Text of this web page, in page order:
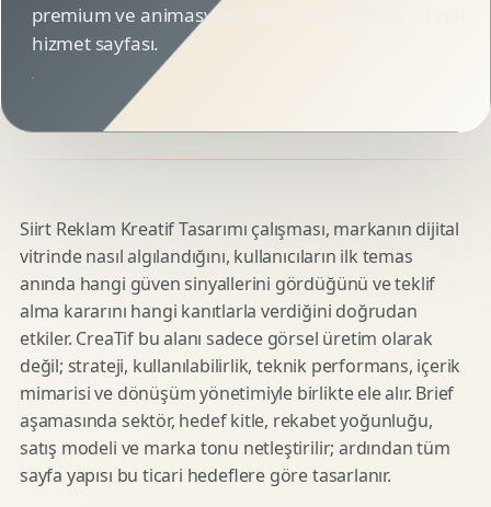
premium ve animasyonlu Reklam Kreatif Tasarımı
hizmet sayfası.
Siirt Reklam Kreatif Tasarımı çalışması, markanın dijital
vitrinde nasıl algılandığını, kullanıcıların ilk temas
anında hangi güven sinyallerini gördüğünü ve teklif
alma kararını hangi kanıtlarla verdiğini doğrudan
etkiler. CreaTif bu alanı sadece görsel üretim olarak
değil; strateji, kullanılabilirlik, teknik performans, içerik
mimarisi ve dönüşüm yönetimiyle birlikte ele alır. Brief
aşamasında sektör, hedef kitle, rekabet yoğunluğu,
satış modeli ve marka tonu netleştirilir; ardından tüm
sayfa yapısı bu ticari hedeflere göre tasarlanır.